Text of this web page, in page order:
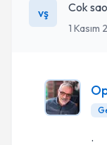
vş Cok
1 Kasım
.